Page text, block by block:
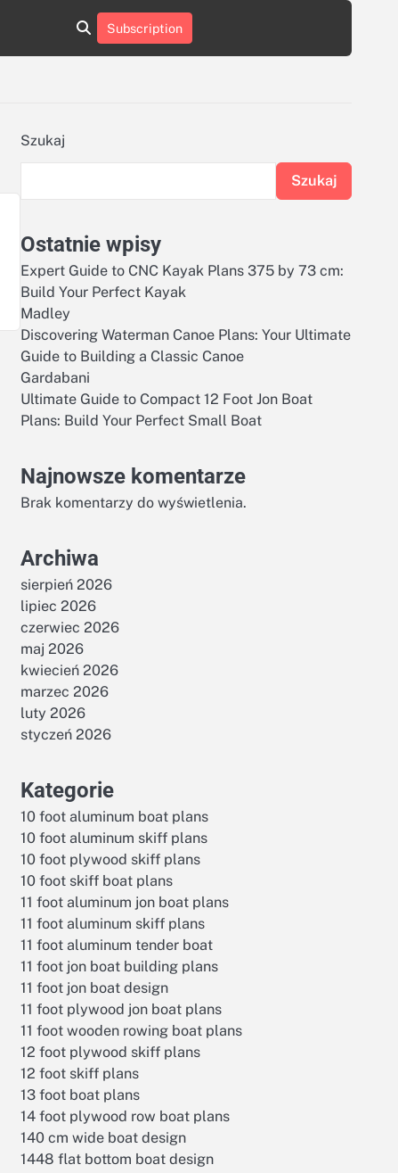
aluminumboatplans.com
aluminumboatplans.com
Kontakt
Kontakt
Subscription
Szukaj
Szukaj
Ostatnie wpisy
Expert Guide to CNC Kayak Plans 375 by 73 cm:
Build Your Perfect Kayak
Madley
Discovering Waterman Canoe Plans: Your Ultimate
Guide to Building a Classic Canoe
Gardabani
Ultimate Guide to Compact 12 Foot Jon Boat
Plans: Build Your Perfect Small Boat
Najnowsze komentarze
Brak komentarzy do wyświetlenia.
Archiwa
sierpień 2026
lipiec 2026
czerwiec 2026
maj 2026
kwiecień 2026
marzec 2026
luty 2026
styczeń 2026
Kategorie
10 foot aluminum boat plans
10 foot aluminum skiff plans
10 foot plywood skiff plans
10 foot skiff boat plans
11 foot aluminum jon boat plans
11 foot aluminum skiff plans
11 foot aluminum tender boat
11 foot jon boat building plans
11 foot jon boat design
11 foot plywood jon boat plans
11 foot wooden rowing boat plans
12 foot plywood skiff plans
12 foot skiff plans
13 foot boat plans
14 foot plywood row boat plans
140 cm wide boat design
1448 flat bottom boat design